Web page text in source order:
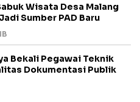
Wisata Desa Malang
Sumber PAD Baru
Bekali Pegawai Teknik
Dokumentasi Publik